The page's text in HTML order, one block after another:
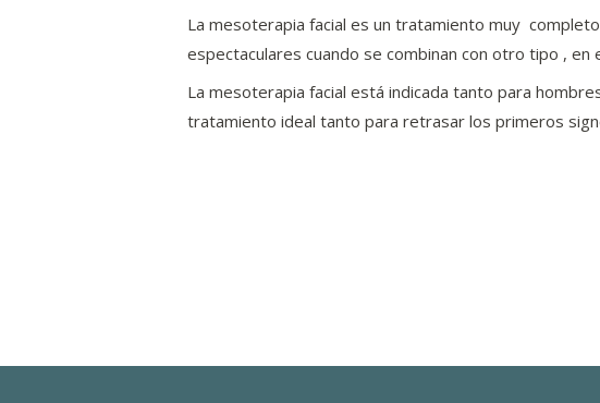
La mesoterapia facial es un tratamiento muy
espectaculares cuando se combinan con otro tipo ,
La mesoterapia facial está indicada tanto para
tratamiento ideal tanto para retrasar los primeros